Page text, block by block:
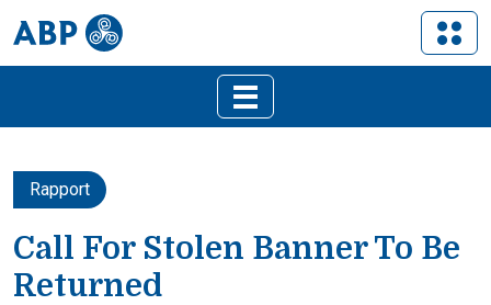
Rapport
Call For Stolen Banner To Be
Returned